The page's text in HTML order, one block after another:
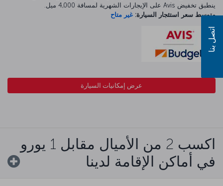
ينطبق تخفيض Avis على الإيجارات الشهرية لمسافة 4,000 ميل.
متوسط سعر استئجار السيارة: غير متاح
عرض إمكانيات السيارة
اكسب 2 من الأميال مقابل 1 يورو
في أماكن الإقامة لدينا
اتصل بنا